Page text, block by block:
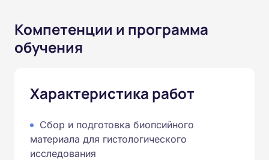
Компетенции и программа
обучения
Характеристика работ
Сбор и подготовка биопсийного
материала для гистологического
исследования